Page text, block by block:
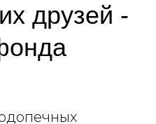
друзей -